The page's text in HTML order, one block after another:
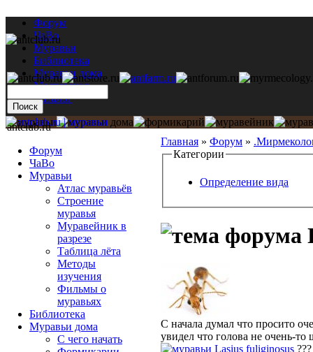
Форум
ЧаВо
Муравьи
Библиотека
Муравьи дома
Мастерская
Каталог
Главная » Форум »
Категории
Определение вида
С начала думал что просито
увидел что голова не очень-
Lasius fuliginosus ???
antclub.ru
Форум
ЧаВо
Муравьи
Атлас муравьёв
Строение
муравья
Муравейник в
разрезе
Таблица лёта
Методы
изучения
Фильмы о
муравьях
Библиотека
Муравьи дома
С чего начать